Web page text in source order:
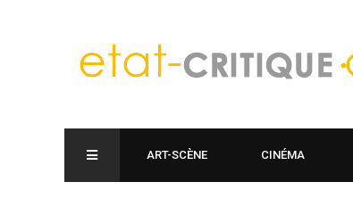
ART-SCÈNE CINÉMA